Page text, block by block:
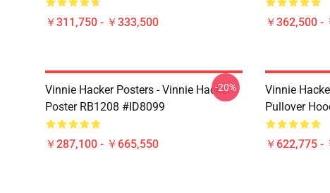
￥311,750 - ￥333,500 ￥362,500 -
Vinnie Hacker Posters - Vinnie Hacker
Poster RB1208 #ID8099
￥287,100 - ￥665,550
-20%
Vinnie
Pullover
￥622,775 -